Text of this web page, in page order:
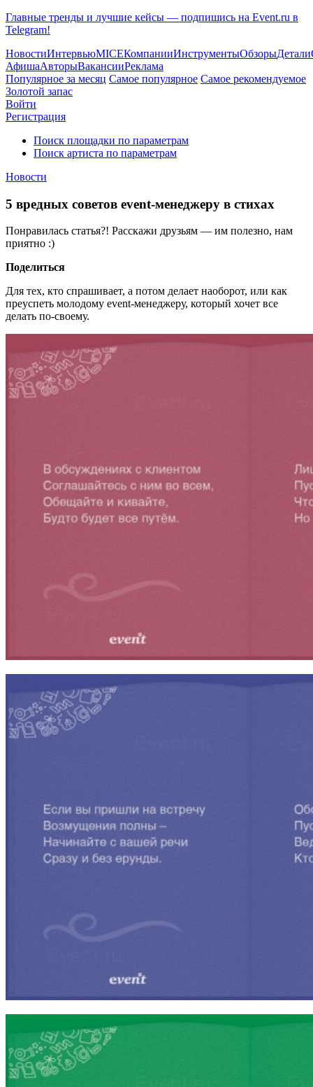
Главные тренды и лучшие кейсы — подпишись на Event.ru в
Telegram!
НовостиИнтервьюMICEКомпанииИнструментыОбзорыДетали
АфишаАвторыВакансииРеклама
Популярное за месяц Самое популярное Самое рекомендуемое
Золотой запас
Войти
Регистрация
Поиск площадки по параметрам
Поиск артиста по параметрам
Новости
5 вредных советов event-менеджеру в стихах
Понравилась статья?! Расскажи друзьям — им полезно, нам
приятно :)
Поделиться
Для тех, кто спрашивает, а потом делает наоборот, или как
преуспеть молодому event-менеджеру, который хочет все
делать по-своему.